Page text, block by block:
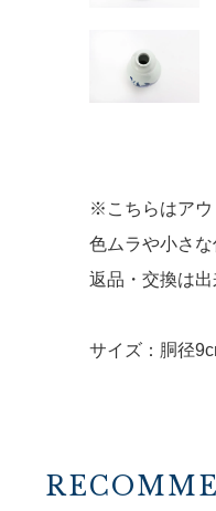
※こちらはアウ
色ムラや小さ
返品・交換は出
サイズ：胴径